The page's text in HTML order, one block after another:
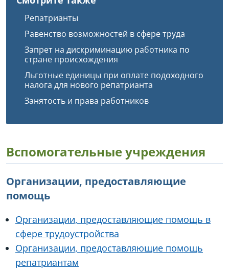
Репатрианты
Равенство возможностей в сфере труда
Запрет на дискриминацию работника по
стране происхождения
Льготные единицы при оплате подоходного
налога для нового репатрианта
Занятость и права работников
Вспомогательные учреждения
Организации, предоставляющие
помощь
Организации, предоставляющие помощь в
сфере трудоустройства
Организации, предоставляющие помощь
репатриантам